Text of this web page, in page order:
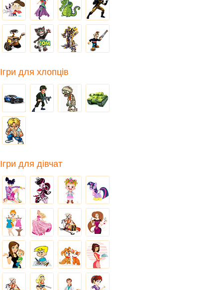
Ігри для хлопців
Ігри для дівчат